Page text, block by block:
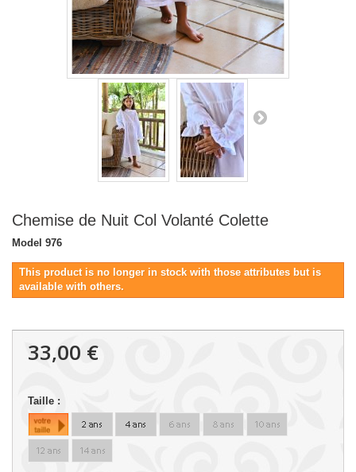
Chemise de Nuit Col Volanté Colette
Model 976
This product is no longer in stock with those attributes but is
available with others.
33,00 €
Taille :